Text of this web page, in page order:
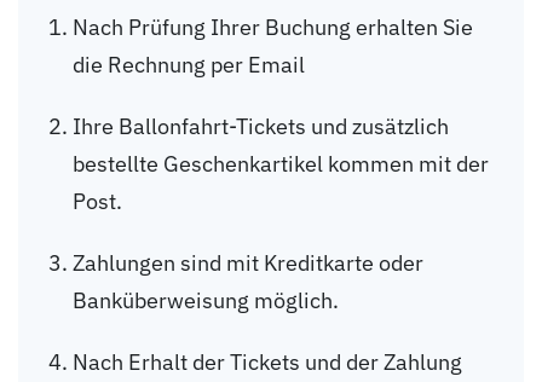
Nach Prüfung Ihrer Buchung erhalten Sie
die Rechnung per Email
Ihre Ballonfahrt-Tickets und zusätzlich
bestellte Geschenkartikel kommen mit der
Post.
Zahlungen sind mit Kreditkarte oder
Banküberweisung möglich.
Nach Erhalt der Tickets und der Zahlung